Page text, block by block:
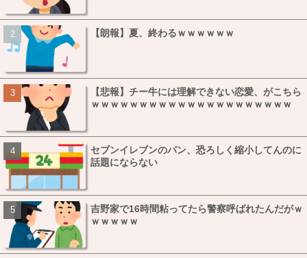
【朗報】夏、終わるｗｗｗｗｗｗ
【悲報】チー牛には理解できない恋愛、がこちら
ｗｗｗｗｗｗｗｗｗｗｗｗｗｗｗｗｗｗｗｗｗ
セブンイレブンのパン、恐ろしく縮小してんのに
話題にならない
吉野家で16時間粘ってたら警察呼ばれたんだがｗ
ｗｗｗｗｗ